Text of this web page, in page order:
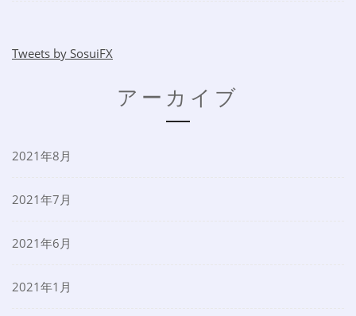
Tweets by SosuiFX
アーカイブ
2021年8月
2021年7月
2021年6月
2021年1月